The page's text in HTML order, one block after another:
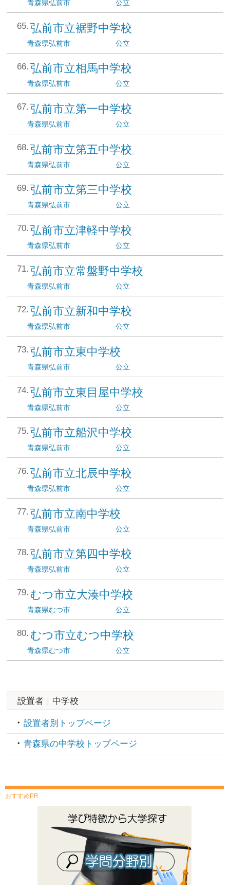
青森県弘前市 公立
弘前市立裾野中学校
青森県弘前市 公立
弘前市立相馬中学校
青森県弘前市 公立
弘前市立第一中学校
青森県弘前市 公立
弘前市立第五中学校
青森県弘前市 公立
弘前市立第三中学校
青森県弘前市 公立
弘前市立津軽中学校
青森県弘前市 公立
弘前市立常盤野中学校
青森県弘前市 公立
弘前市立新和中学校
青森県弘前市 公立
弘前市立東中学校
青森県弘前市 公立
弘前市立東目屋中学校
青森県弘前市 公立
弘前市立船沢中学校
青森県弘前市 公立
弘前市立北辰中学校
青森県弘前市 公立
弘前市立南中学校
青森県弘前市 公立
弘前市立第四中学校
青森県弘前市 公立
むつ市立大湊中学校
青森県むつ市 公立
むつ市立むつ中学校
青森県むつ市 公立
設置者｜中学校
設置者別トップページ
青森県の中学校トップページ
おすすめPR